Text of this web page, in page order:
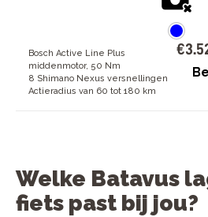
Bosch Active Line Plus
middenmotor, 50 Nm
8 Shimano Nexus versnellingen
Actieradius van 60 tot 180 km
€3.
Welke Batavus
fiets past bij jou?